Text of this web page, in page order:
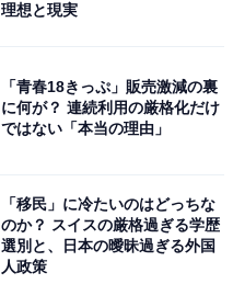
理想と現実
「青春18きっぷ」販売激減の裏
に何が？ 連続利用の厳格化だけ
ではない「本当の理由」
「移民」に冷たいのはどっちな
のか？ スイスの厳格過ぎる学歴
選別と、日本の曖昧過ぎる外国
人政策